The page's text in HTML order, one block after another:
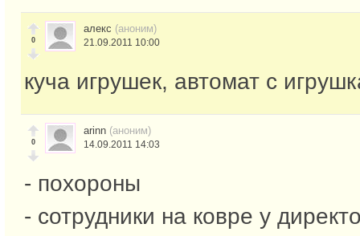
0
алекс (аноним)
21.09.2011 10:00
куча игрушек, автомат с
0
arinn (аноним)
14.09.2011 14:03
- похороны
- сотрудники на ковре у